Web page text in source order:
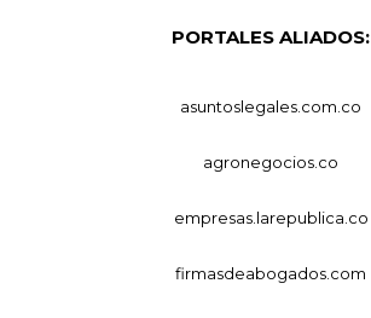
PORTALES ALIADOS:
asuntoslegales.com.co
agronegocios.co
empresas.larepublica.co
firmasdeabogados.com